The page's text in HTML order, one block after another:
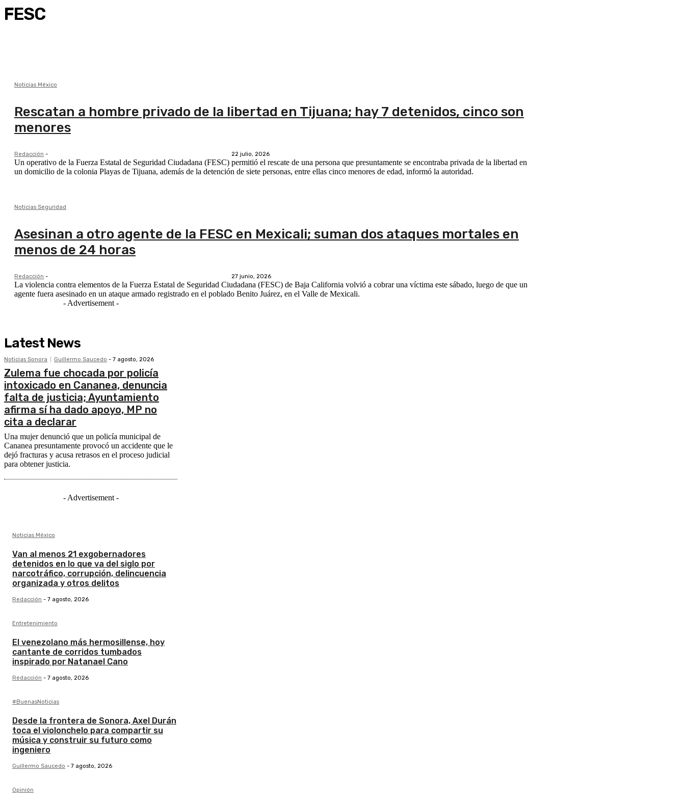
FESC
Noticias México
Rescatan a hombre privado de la libertad en Tijuana; hay 7 detenidos, cinco son
menores
Redacción - 22 julio, 2026
Un operativo de la Fuerza Estatal de Seguridad Ciudadana (FESC) permitió el rescate de una persona que presuntamente se encontraba privada de la libertad en
un domicilio de la colonia Playas de Tijuana, además de la detención de siete personas, entre ellas cinco menores de edad, informó la autoridad.
Noticias Seguridad
Asesinan a otro agente de la FESC en Mexicali; suman dos ataques mortales en
menos de 24 horas
Redacción - 27 junio, 2026
La violencia contra elementos de la Fuerza Estatal de Seguridad Ciudadana (FESC) de Baja California volvió a cobrar una víctima este sábado, luego de que un
agente fuera asesinado en un ataque armado registrado en el poblado Benito Juárez, en el Valle de Mexicali.
- Advertisement -
Latest News
Noticias Sonora Guillermo Saucedo - 7 agosto, 2026
Zulema fue chocada por policía
intoxicado en Cananea, denuncia
falta de justicia; Ayuntamiento
afirma sí ha dado apoyo, MP no
cita a declarar
Una mujer denunció que un policía municipal de
Cananea presuntamente provocó un accidente que le
dejó fracturas y acusa retrasos en el proceso judicial
para obtener justicia.
- Advertisement -
Noticias México
Van al menos 21 exgobernadores
detenidos en lo que va del siglo por
narcotráfico, corrupción, delincuencia
organizada y otros delitos
Redacción - 7 agosto, 2026
Entretenimiento
El venezolano más hermosillense, hoy
cantante de corridos tumbados
inspirado por Natanael Cano
Redacción - 7 agosto, 2026
#BuenasNoticias
Desde la frontera de Sonora, Axel Durán
toca el violonchelo para compartir su
música y construir su futuro como
ingeniero
Guillermo Saucedo - 7 agosto, 2026
Opinión